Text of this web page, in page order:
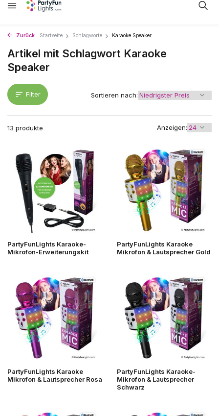
Zurück Startseite Schlagworte Karaoke Speaker
Artikel mit Schlagwort Karaoke
Speaker
Filter
13 produkte Anzeigen:
Sortieren nach:
PartyFunLights Karaoke-
Mikrofon-Erweiterungskit
PartyFunLights Karaoke
Mikrofon & Lautsprecher Gold
PartyFunLights Karaoke
Mikrofon & Lautsprecher Rosa
PartyFunLights Karaoke-
Mikrofon & Lautsprecher
Schwarz